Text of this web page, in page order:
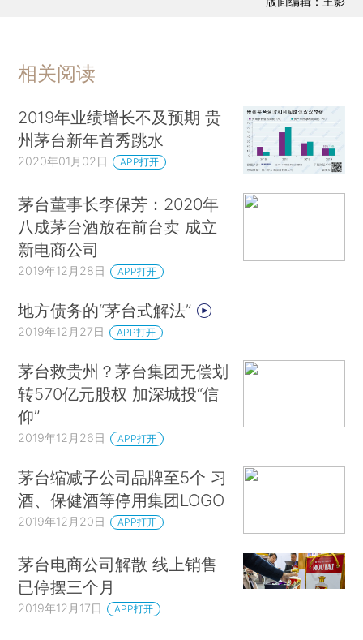
相关阅读
2019年业绩增长不及预期 贵
州茅台新年首秀跳水
2020年01月02日 APP打开
茅台董事长李保芳：2020年
八成茅台酒放在前台卖 成立
新电商公司
2019年12月28日 APP打开
地方债务的“茅台式解法”
2019年12月27日 APP打开
茅台救贵州？茅台集团无偿划
转570亿元股权 加深城投“信
仰”
2019年12月26日 APP打开
茅台缩减子公司品牌至5个 习
酒、保健酒等停用集团LOGO
2019年12月20日 APP打开
茅台电商公司解散 线上销售
已停摆三个月
2019年12月17日 APP打开